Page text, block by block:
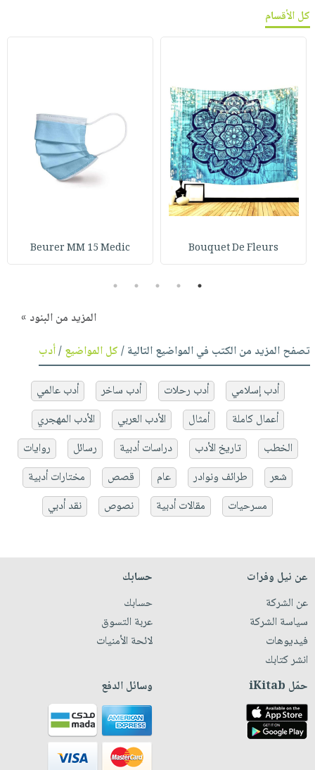
كل الأقسام
Bouquet De Fleurs
Beurer MM 15 Medic
1
2
3
4
5
المزيد من البنود »
تصفح المزيد من الكتب في المواضيع التالية /كل المواضيع/أدب
أدب إسلامي أدب رحلات أدب ساخر
أدب عالمي
أعمال كاملة
أمثال الأدب العربي
الأدب المهجري
الخطب
تاريخ الأدب دراسات أدبية رسائل
روايات
شعر
طرائف ونوادر عام قصص
مختارات أدبية
مسرحيات
مقالات أدبية نصوص نقد أدبي
عن نيل وفرات
عن الشركة
سياسة الشركة
فيديوهات
انشر كتابك
حسابك
حسابك
عربة التسوق
لائحة الأمنيات
حمّل iKitab وسائل الدفع